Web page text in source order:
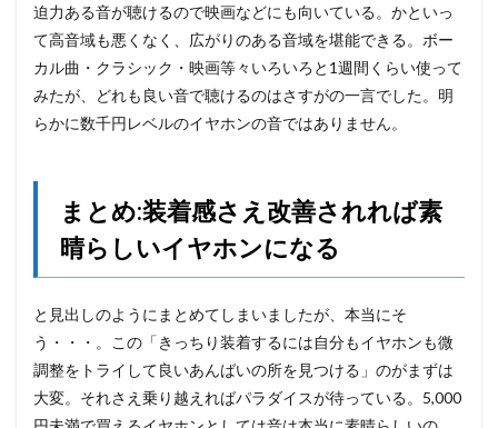
迫力ある音が聴けるので映画などにも向いている。かといっ
て高音域も悪くなく、広がりのある音域を堪能できる。ボー
カル曲・クラシック・映画等々いろいろと1週間くらい使って
みたが、どれも良い音で聴けるのはさすがの一言でした。明
らかに数千円レベルのイヤホンの音ではありません。
まとめ:装着感さえ改善されれば素
晴らしいイヤホンになる
と見出しのようにまとめてしまいましたが、本当にそ
う・・・。この「きっちり装着するには自分もイヤホンも微
調整をトライして良いあんばいの所を見つける」のがまずは
大変。それさえ乗り越えればパラダイスが待っている。5,000